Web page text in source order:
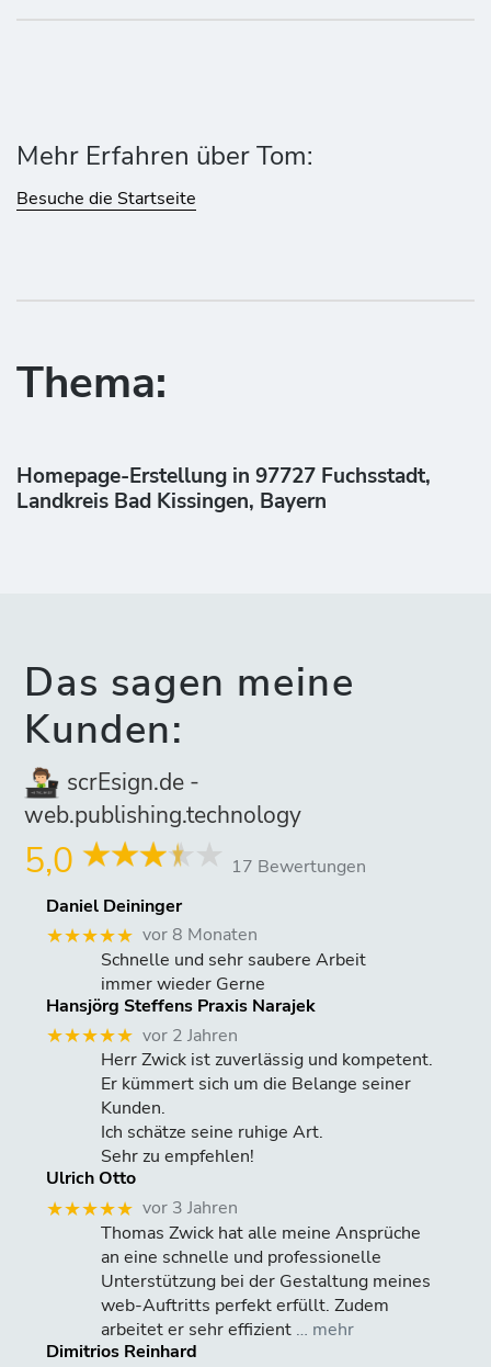
Mehr Erfahren über Tom:
Besuche die Startseite
Thema:
Homepage-Erstellung in 97727 Fuchsstadt,
Landkreis Bad Kissingen, Bayern
Das sagen meine
Kunden:
scrEsign.de -
web.publishing.technology
5,0
17 Bewertungen
Daniel Deininger
★★★★★ vor 8 Monaten
Schnelle und sehr saubere Arbeit
immer wieder Gerne
Hansjörg Steffens Praxis Narajek
★★★★★ vor 2 Jahren
Herr Zwick ist zuverlässig und kompetent.
Er kümmert sich um die Belange seiner
Kunden.
Ich schätze seine ruhige Art.
Sehr zu empfehlen!
Ulrich Otto
★★★★★ vor 3 Jahren
Thomas Zwick hat alle meine Ansprüche
an eine schnelle und professionelle
Unterstützung bei der Gestaltung meines
web-Auftritts perfekt erfüllt. Zudem
arbeitet er sehr effizient … mehr
Dimitrios Reinhard